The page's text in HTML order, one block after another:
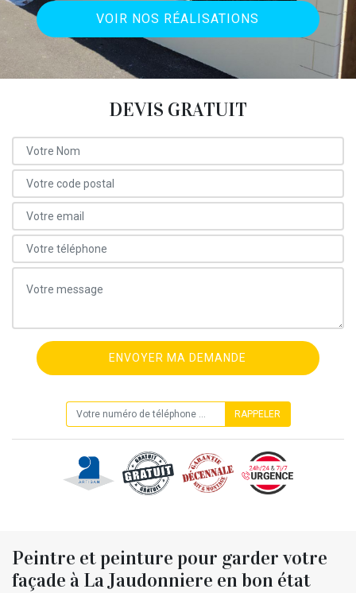
VOIR NOS RÉALISATIONS
DEVIS GRATUIT
Peintre et peinture pour garder votre
façade à La Jaudonniere en bon état